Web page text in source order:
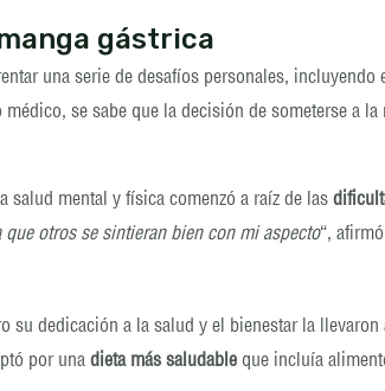
gástrica
una serie de desafíos personales,
se sabe que la decisión de someterse a
salud mental y física comenzó a raíz de las
otros se sintieran bien con mi aspecto“,
su dedicación a la salud y el bienestar la
por una dieta más saludable que incluía